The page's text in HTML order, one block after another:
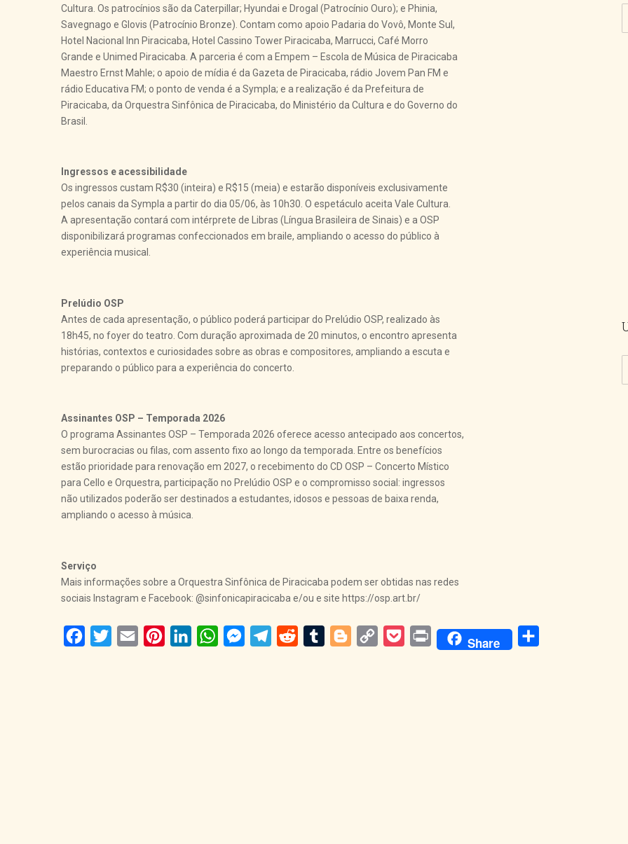
Cultura. Os patrocínios são da Caterpillar; Hyundai e Drogal (Patrocínio Ouro); e Phinia,
Savegnago e Glovis (Patrocínio Bronze). Contam como apoio Padaria do Vovô, Monte Sul,
Hotel Nacional Inn Piracicaba, Hotel Cassino Tower Piracicaba, Marrucci, Café Morro
Grande e Unimed Piracicaba. A parceria é com a Empem – Escola de Música de Piracicaba
Maestro Ernst Mahle; o apoio de mídia é da Gazeta de Piracicaba, rádio Jovem Pan FM e
rádio Educativa FM; o ponto de venda é a Sympla; e a realização é da Prefeitura de
Piracicaba, da Orquestra Sinfônica de Piracicaba, do Ministério da Cultura e do Governo do
Brasil.
Ingressos e acessibilidade
Os ingressos custam R$30 (inteira) e R$15 (meia) e estarão disponíveis exclusivamente
pelos canais da Sympla a partir do dia 05/06, às 10h30. O espetáculo aceita Vale Cultura.
A apresentação contará com intérprete de Libras (Língua Brasileira de Sinais) e a OSP
disponibilizará programas confeccionados em braile, ampliando o acesso do público à
experiência musical.
Prelúdio OSP
Antes de cada apresentação, o público poderá participar do Prelúdio OSP, realizado às
18h45, no foyer do teatro. Com duração aproximada de 20 minutos, o encontro apresenta
histórias, contextos e curiosidades sobre as obras e compositores, ampliando a escuta e
preparando o público para a experiência do concerto.
Assinantes OSP – Temporada 2026
O programa Assinantes OSP – Temporada 2026 oferece acesso antecipado aos concertos,
sem burocracias ou filas, com assento fixo ao longo da temporada. Entre os benefícios
estão prioridade para renovação em 2027, o recebimento do CD OSP – Concerto Místico
para Cello e Orquestra, participação no Prelúdio OSP e o compromisso social: ingressos
não utilizados poderão ser destinados a estudantes, idosos e pessoas de baixa renda,
ampliando o acesso à música.
Serviço
Mais informações sobre a Orquestra Sinfônica de Piracicaba podem ser obtidas nas redes
sociais Instagram e Facebook: @sinfonicapiracicaba e/ou e site https://osp.art.br/
Facebook
Twitter Email PinterestLinkedInWhatsAppMessengerTelegram
Reddit Tumblr BloggerCopy
PocketPrint Share